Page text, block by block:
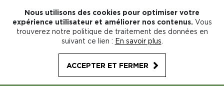
Nous utilisons des cookies pour optimiser votre
expérience utilisateur et améliorer nos contenus. Vous
trouverez notre politique de traitement des données en
suivant ce lien : En savoir plus
ACCEPTER ET FERMER